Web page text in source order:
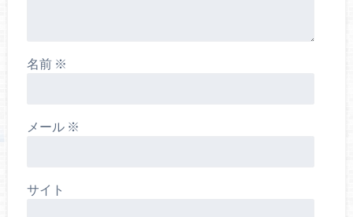
名前 ※
メール ※
サイト